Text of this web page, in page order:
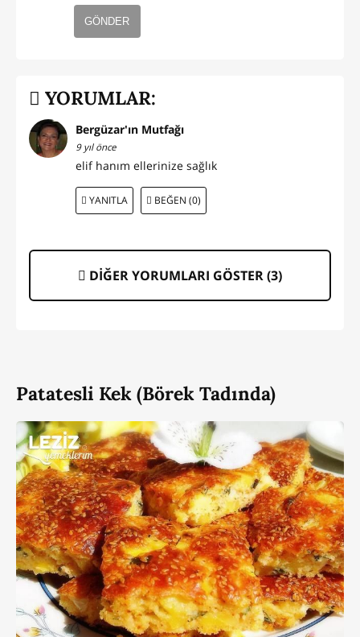
GÖNDER
YORUMLAR:
Bergüzar'ın Mutfağı
9 yıl önce
elif hanım ellerinize sağlık
YANITLA BEĞEN (0)
DİĞER YORUMLARI GÖSTER (3)
Patatesli Kek (Börek Tadında)